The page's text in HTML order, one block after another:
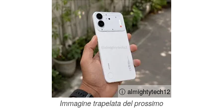
ⓘ almightytech12
Immagine trapelata del prossimo